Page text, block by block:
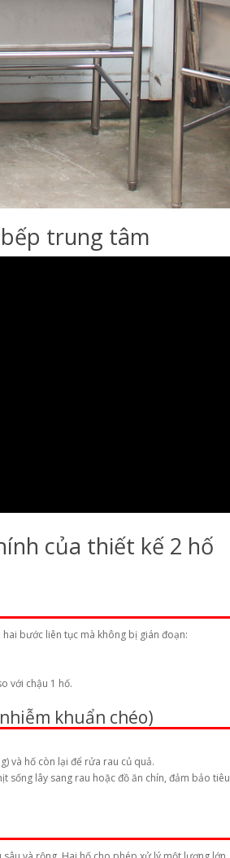
trung tâm
của thiết kế 2 hố
bước liên tục mà không bị gián đoạn:
với chậu 1 hố.
khuẩn chéo)
và hố còn lại để rửa rau củ quả.
sống lây sang rau hoặc đồ ăn chín, đảm bảo tiêu